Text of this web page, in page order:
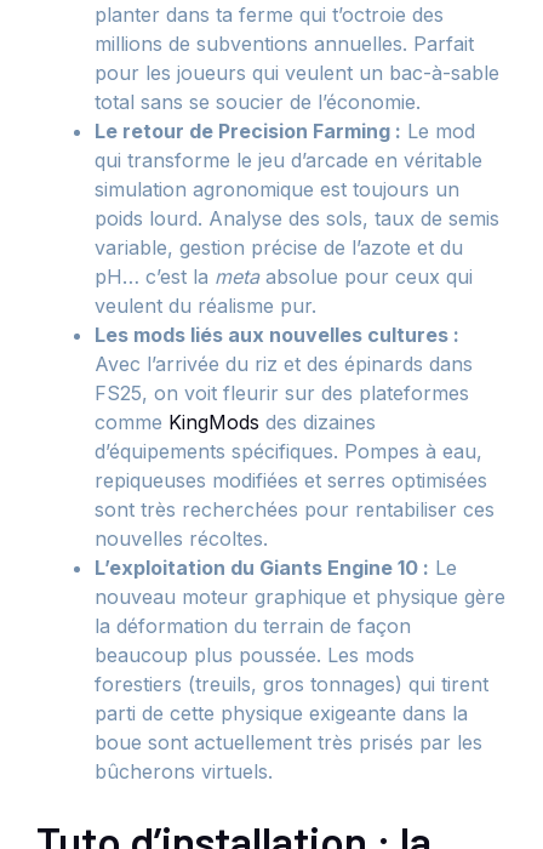
planter dans ta ferme qui t’octroie des
millions de subventions annuelles. Parfait
pour les joueurs qui veulent un bac-à-sable
total sans se soucier de l’économie.
Le retour de Precision Farming : Le mod
qui transforme le jeu d’arcade en véritable
simulation agronomique est toujours un
poids lourd. Analyse des sols, taux de semis
variable, gestion précise de l’azote et du
pH… c’est la metaabsolue pour ceux qui
veulent du réalisme pur.
Les mods liés aux nouvelles cultures :
Avec l’arrivée du riz et des épinards dans
FS25, on voit fleurir sur des plateformes
comme KingMods des dizaines
d’équipements spécifiques. Pompes à eau,
repiqueuses modifiées et serres optimisées
sont très recherchées pour rentabiliser ces
nouvelles récoltes.
L’exploitation du Giants Engine 10 : Le
nouveau moteur graphique et physique gère
la déformation du terrain de façon
beaucoup plus poussée. Les mods
forestiers (treuils, gros tonnages) qui tirent
parti de cette physique exigeante dans la
boue sont actuellement très prisés par les
bûcherons virtuels.